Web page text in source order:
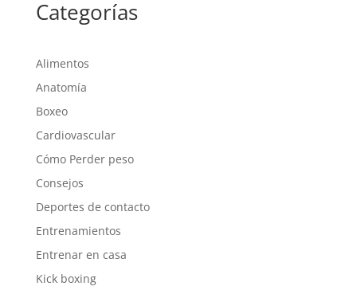
Categorías
Alimentos
Anatomía
Boxeo
Cardiovascular
Cómo Perder peso
Consejos
Deportes de contacto
Entrenamientos
Entrenar en casa
Kick boxing